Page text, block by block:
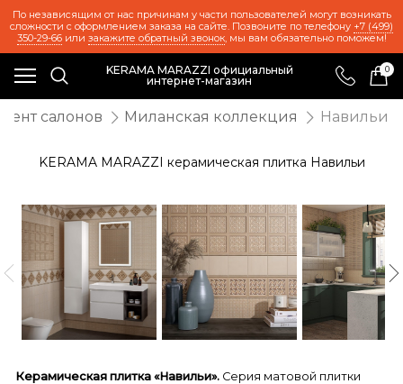
По независящим от нас причинам у части пользователей могут возникать
сложности с оформлением заказа на сайте. Позвоните по телефону +7 (499)
350-29-66или закажите обратный звонок, мы вам обязательно поможем!
KERAMA MARAZZI официальный
интернет-магазин
0
салонов Миланская коллекция Навильи
KERAMA MARAZZI керамическая плитка Навильи
Керамическая плитка «Навильи». Серия матовой плитки